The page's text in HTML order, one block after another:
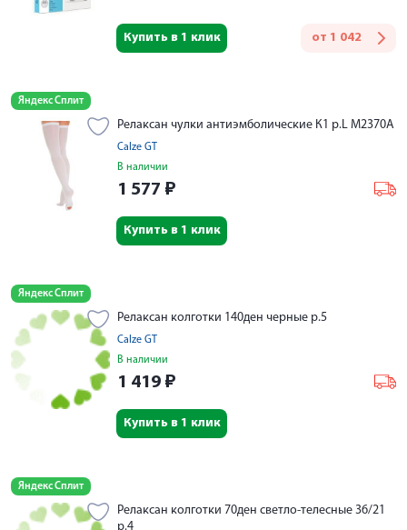
от 1 042
Купить в 1 клик
Яндекс Сплит
Релаксан чулки антиэмболические К1 р.L M2370A
Calze GT
В наличии
1 577 ₽
Купить в 1 клик
Яндекс Сплит
Релаксан колготки 140ден черные р.5
Calze GT
В наличии
1 419 ₽
Купить в 1 клик
Яндекс Сплит
Релаксан колготки 70ден светло-телесные 36/21
р.4